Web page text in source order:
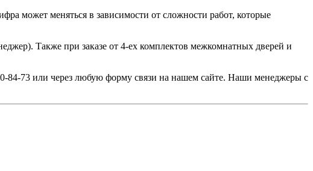
может меняться в зависимости от сложности работ, которые
Также при заказе от 4-ех комплектов межкомнатных дверей и
84-73 или через любую форму связи на нашем сайте. Наши менеджеры с